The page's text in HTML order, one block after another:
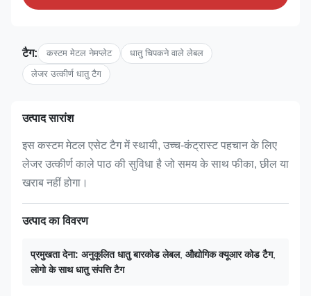
टैग: कस्टम मेटल नेमप्लेट
धातु चिपकने वाले लेबल
लेजर उत्कीर्ण धातु टैग
उत्पाद सारांश
इस कस्टम मेटल एसेट टैग में स्थायी, उच्च-कंट्रास्ट पहचान के लिए
लेजर उत्कीर्ण काले पाठ की सुविधा है जो समय के साथ फीका, छील या
खराब नहीं होगा।
उत्पाद का विवरण
प्रमुखता देना: अनुकूलित धातु बारकोड लेबल, औद्योगिक क्यूआर कोड टैग,
लोगो के साथ धातु संपत्ति टैग